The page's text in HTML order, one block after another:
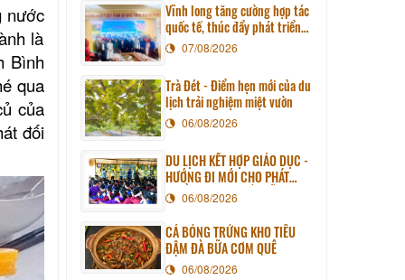
nước
là
Bình
qua
của
đối
Vĩnh long tăng cường hợp tác
quốc tế, thúc đẩy phát triển
du lịch qua chương trình làm
việc với đoàn công tác huyện
Sunchang (Hàn quốc)
07/08/2026
Trà Đét - Điểm hẹn mới của du
lịch trải nghiệm miệt vườn
06/08/2026
DU LỊCH KẾT HỢP GIÁO DỤC -
HƯỚNG ĐI MỚI CHO PHÁT
TRIỂN DU LỊCH BỀN VỮNG
06/08/2026
CÁ BÓNG TRỨNG KHO TIÊU
ĐẬM ĐÀ BỮA CƠM QUÊ
06/08/2026